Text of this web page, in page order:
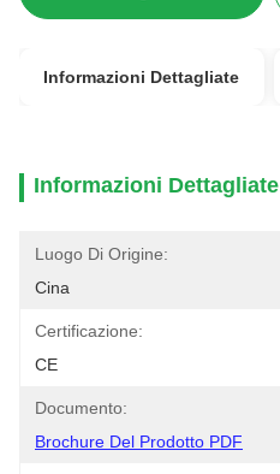
Informazioni Dettagliate
Informazioni Dettagliate
Luogo Di Origine:
Cina
Certificazione:
CE
Documento:
Brochure Del Prodotto PDF